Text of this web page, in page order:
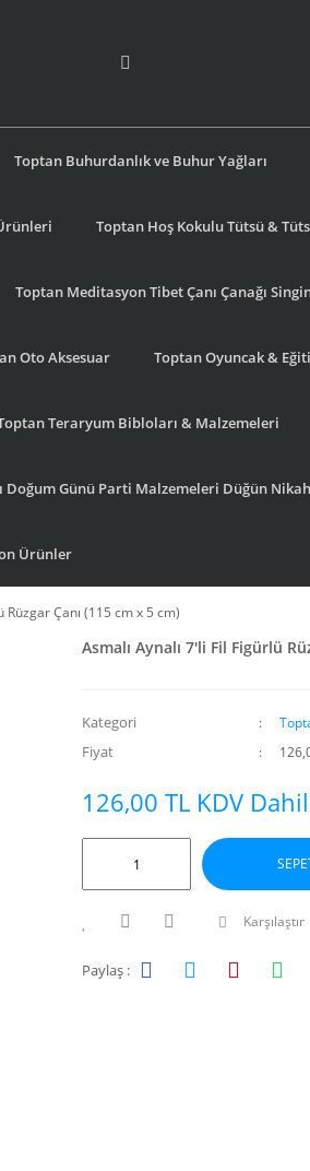
Toptan Buhurdanlık ve Buhur Yağları
Toptan Hoş Kokulu Tütsü &
Toptan Meditasyon Tibet Çanı Çanağı
Oto Aksesuar Toptan Oyuncak &
Teraryum Bibloları & Malzemeleri
Doğum Günü Parti Malzemeleri Düğün
Ürünler
Rüzgar Çanı (115 cm x 5 cm)
Asmalı Aynalı 7'li Fil Figürlü
Kategori
Fiyat
126,00 TL KDV Dahil
Karşılaştır
Paylaş :